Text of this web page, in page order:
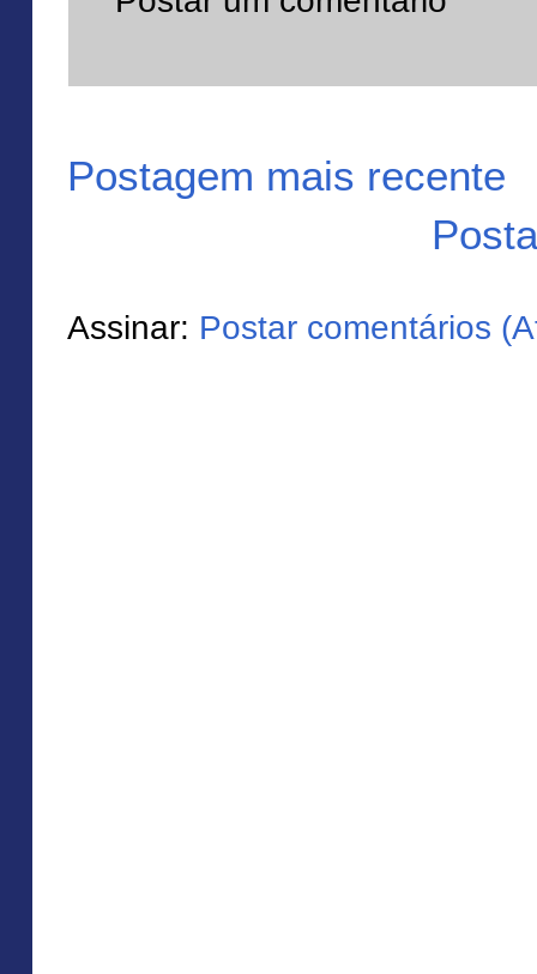
Postagem mais recente
Assinar: Postar comentários